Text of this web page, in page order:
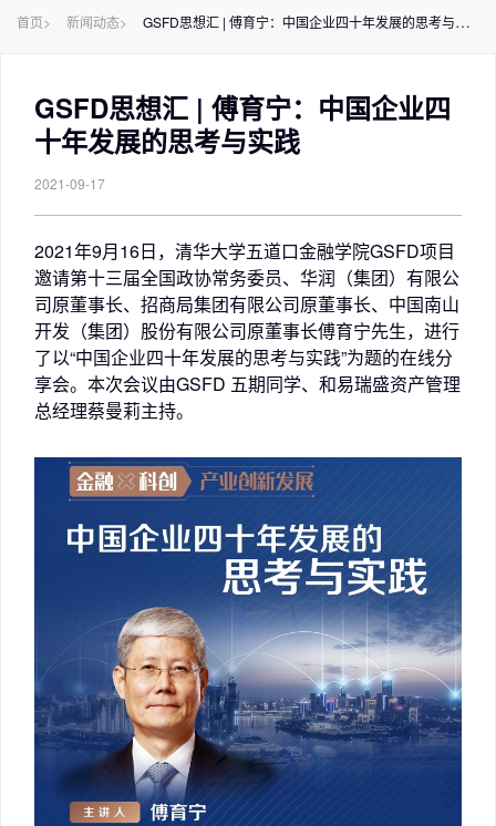
首页> 新闻动态> GSFD思想汇 | 傅育宁：中国企业四十年发展的思考与实践
GSFD思想汇 | 傅育宁：中国企业四
十年发展的思考与实践
2021-09-17
2021年9月16日，清华大学五道口金融学院GSFD项目
邀请第十三届全国政协常务委员、华润（集团）有限公
司原董事长、招商局集团有限公司原董事长、中国南山
开发（集团）股份有限公司原董事长傅育宁先生，进行
了以“中国企业四十年发展的思考与实践”为题的在线分
享会。本次会议由GSFD 五期同学、和易瑞盛资产管理
总经理蔡曼莉主持。